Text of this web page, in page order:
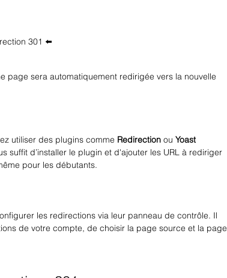
301 ⬅️
page sera automatiquement redirigée vers la nouvelle
utiliser des plugins comme Redirection ou Yoast
suffit d’installer le plugin et d'ajouter les URL à rediriger
pour les débutants.
les redirections via leur panneau de contrôle. Il
de votre compte, de choisir la page source et la page